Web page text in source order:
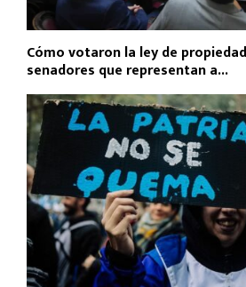
Cómo votaron la ley de
senadores que representan a...